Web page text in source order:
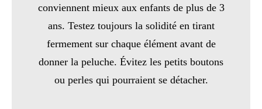
conviennent mieux aux enfants de plus de 3
ans. Testez toujours la solidité en tirant
fermement sur chaque élément avant de
donner la peluche. Évitez les petits boutons
ou perles qui pourraient se détacher.